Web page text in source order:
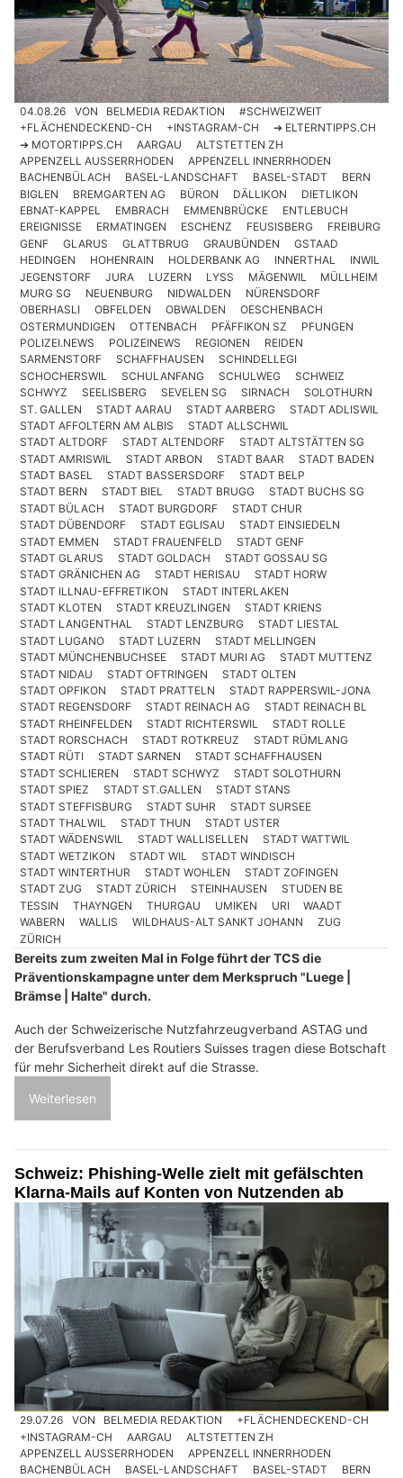
04.08.26 VON BELMEDIA REDAKTION
#SCHWEIZWEIT
+FLÄCHENDECKEND-CH
+INSTAGRAM-CH
➔ ELTERNTIPPS.CH
➔ MOTORTIPPS.CH
AARGAU
ALTSTETTEN ZH
APPENZELL AUSSERRHODEN
APPENZELL INNERRHODEN
BACHENBÜLACH
BASEL-LANDSCHAFT BASEL-STADT
BERN
BIGLEN
BREMGARTEN AG BÜRON DÄLLIKON
DIETLIKON
EBNAT-KAPPEL
EMBRACH EMMENBRÜCKE
ENTLEBUCH
EREIGNISSE
ERMATINGEN ESCHENZ FEUSISBERG
FREIBURG
GENF
GLARUS GLATTBRUG GRAUBÜNDEN
GSTAAD
HEDINGEN
HOHENRAIN HOLDERBANK AG INNERTHAL
INWIL
JEGENSTORF
JURA LUZERN LYSS MÄGENWIL
MÜLLHEIM
MURG SG
NEUENBURG NIDWALDEN
NÜRENSDORF
OBERHASLI
OBFELDEN OBWALDEN
OESCHENBACH
OSTERMUNDIGEN
OTTENBACH PFÄFFIKON SZ
PFUNGEN
POLIZEI.NEWS
POLIZEINEWS REGIONEN
REIDEN
SARMENSTORF
SCHAFFHAUSEN
SCHINDELLEGI
SCHOCHERSWIL
SCHULANFANG SCHULWEG
SCHWEIZ
SCHWYZ
SEELISBERG SEVELEN SG SIRNACH
SOLOTHURN
ST. GALLEN
STADT AARAU STADT AARBERG
STADT ADLISWIL
STADT AFFOLTERN AM ALBIS
STADT ALLSCHWIL
STADT ALTDORF
STADT ALTENDORF
STADT ALTSTÄTTEN SG
STADT AMRISWIL
STADT ARBON STADT BAAR
STADT BADEN
STADT BASEL
STADT BASSERSDORF
STADT BELP
STADT BERN
STADT BIEL STADT BRUGG
STADT BUCHS SG
STADT BÜLACH
STADT BURGDORF
STADT CHUR
STADT DÜBENDORF
STADT EGLISAU
STADT EINSIEDELN
STADT EMMEN
STADT FRAUENFELD
STADT GENF
STADT GLARUS
STADT GOLDACH
STADT GOSSAU SG
STADT GRÄNICHEN AG
STADT HERISAU
STADT HORW
STADT ILLNAU-EFFRETIKON
STADT INTERLAKEN
STADT KLOTEN
STADT KREUZLINGEN
STADT KRIENS
STADT LANGENTHAL
STADT LENZBURG
STADT LIESTAL
STADT LUGANO
STADT LUZERN
STADT MELLINGEN
STADT MÜNCHENBUCHSEE
STADT MURI AG
STADT MUTTENZ
STADT NIDAU
STADT OFTRINGEN
STADT OLTEN
STADT OPFIKON
STADT PRATTELN
STADT RAPPERSWIL-JONA
STADT REGENSDORF
STADT REINACH AG
STADT REINACH BL
STADT RHEINFELDEN
STADT RICHTERSWIL
STADT ROLLE
STADT RORSCHACH
STADT ROTKREUZ
STADT RÜMLANG
STADT RÜTI
STADT SARNEN
STADT SCHAFFHAUSEN
STADT SCHLIEREN
STADT SCHWYZ
STADT SOLOTHURN
STADT SPIEZ
STADT ST.GALLEN
STADT STANS
STADT STEFFISBURG
STADT SUHR
STADT SURSEE
STADT THALWIL
STADT THUN
STADT USTER
STADT WÄDENSWIL
STADT WALLISELLEN
STADT WATTWIL
STADT WETZIKON
STADT WIL
STADT WINDISCH
STADT WINTERTHUR
STADT WOHLEN
STADT ZOFINGEN
STADT ZUG
STADT ZÜRICH STEINHAUSEN
STUDEN BE
TESSIN
THAYNGEN THURGAU UMIKEN URI
WAADT
WABERN
WALLIS WILDHAUS-ALT SANKT JOHANN
ZUG
ZÜRICH
Bereits zum zweiten Mal in Folge führt der TCS die
Präventionskampagne unter dem Merkspruch "Luege |
Brämse | Halte" durch.
Auch der Schweizerische Nutzfahrzeugverband ASTAG und
der Berufsverband Les Routiers Suisses tragen diese Botschaft
für mehr Sicherheit direkt auf die Strasse.
Weiterlesen
Schweiz: Phishing-Welle zielt mit gefälschten
Klarna-Mails auf Konten von Nutzenden ab
29.07.26 VON BELMEDIA REDAKTION
+FLÄCHENDECKEND-CH
+INSTAGRAM-CH
AARGAU
ALTSTETTEN ZH
APPENZELL AUSSERRHODEN
APPENZELL INNERRHODEN
BACHENBÜLACH
BASEL-LANDSCHAFT BASEL-STADT
BERN